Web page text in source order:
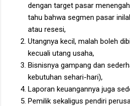
dengan target pasar
tahu bahwa segmen pasar
atau resesi,
Utangnya kecil, malah boleh
kecuali utang usaha,
Bisnisnya gampang dan
kebutuhan sehari-hari),
Laporan keuangannya juga
Pemilik sekaligus pendiri